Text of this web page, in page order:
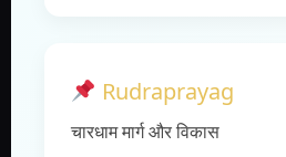
Rudraprayag
चारधाम मार्ग और विकास